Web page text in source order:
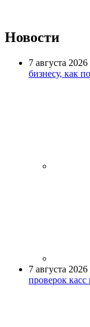
Новости
7 августа 2026
бизнесу, как
7 августа 2026
проверок